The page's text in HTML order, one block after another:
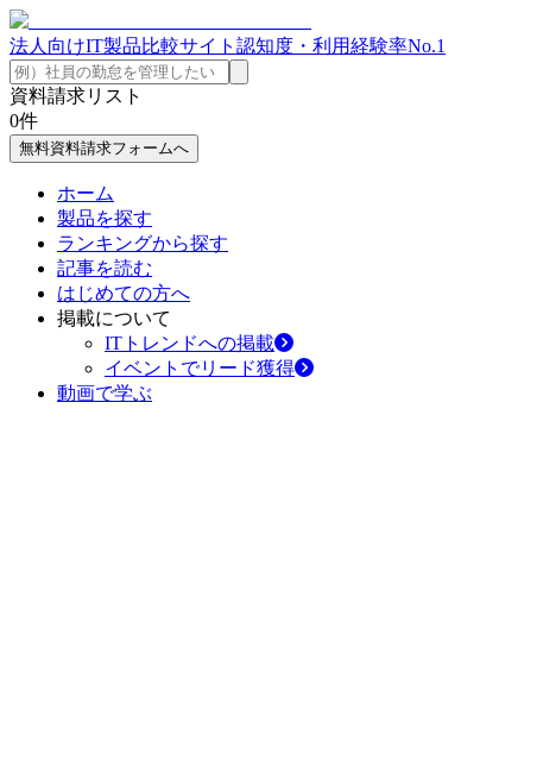
法人向けIT製品比較サイト 認知度・利用経験率No.1
資料請求リスト
0件
無料資料請求フォームへ
ホーム
製品を探す
ランキングから探す
記事を読む
はじめての方へ
掲載について
ITトレンドへの掲載
イベントでリード獲得
動画で学ぶ